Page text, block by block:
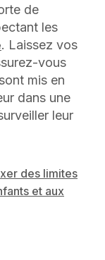
de
les
. Laissez vos
vous
mis en
dans une
leur
des limites
et aux